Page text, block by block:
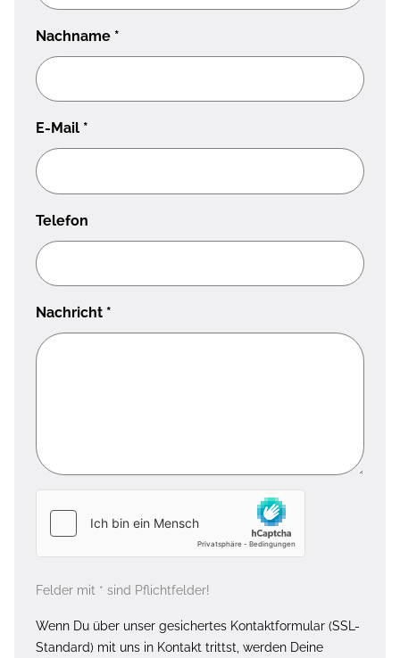
Nachname *
E-Mail *
Telefon
Nachricht *
Felder mit * sind Pflichtfelder!
Wenn Du über unser gesichertes Kontaktformular (SSL-
Standard) mit uns in Kontakt trittst, werden Deine